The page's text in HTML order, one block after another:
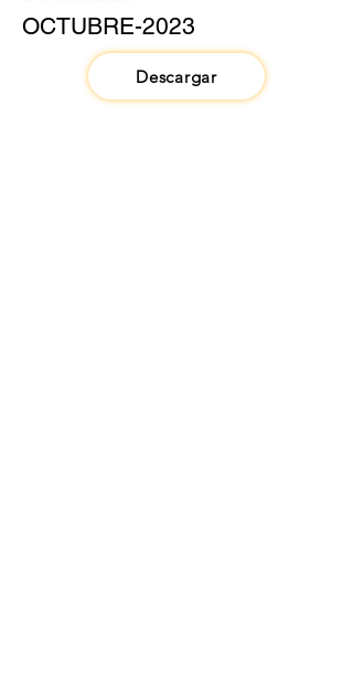
OCTUBRE-2023
Descargar